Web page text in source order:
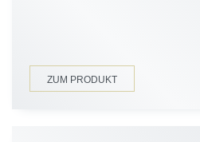
ZUM PRODUKT